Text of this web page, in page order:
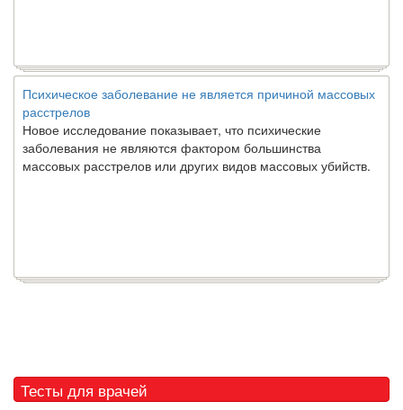
Психическое заболевание не является причиной массовых
расстрелов
Новое исследование показывает, что психические
заболевания не являются фактором большинства
массовых расстрелов или других видов массовых убийств.
Тесты для врачей